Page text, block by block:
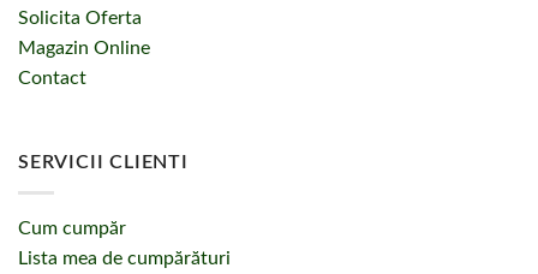
Solicita Oferta
Magazin Online
Contact
SERVICII CLIENTI
Cum cumpăr
Lista mea de cumpărături